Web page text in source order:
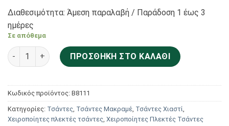
Διαθεσιμότητα: Άμεση παραλαβή / Παράδoση 1 έως 3
ημέρες
Σε απόθεμα
Aria Bags Hats Τσάντα Μακραμέ Χιαστί Φυσικό Β8111
ΠΡΟΣΘΉΚΗ ΣΤΟ ΚΑΛΆΘΙ
Κωδικός προϊόντος: Β8111
Κατηγορίες: Τσάντες, Τσάντες Μακραμέ, Τσάντες Χιαστί,
Χειροποίητες πλεκτές τσάντες, Χειροποίητες Πλεκτές Τσάντες